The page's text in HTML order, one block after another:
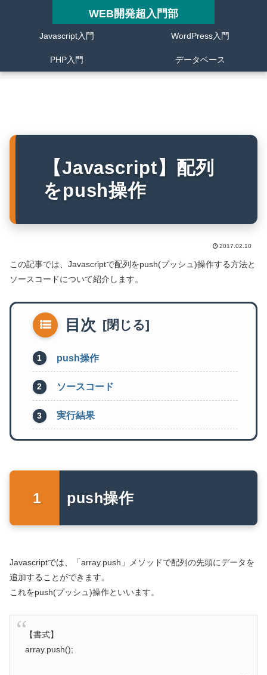
WEB開発超入門部
Javascript入門 WordPress入門
PHP入門 データベース
【Javascript】配列
をpush操作
2017.02.10
この記事では、Javascriptで配列をpush(プッシュ)操作する方法と
ソースコードについて紹介します。
目次
push操作
ソースコード
実行結果
push操作
Javascriptでは、「array.push」メソッドで配列の先頭にデータを
追加することができます。
これをpush(プッシュ)操作といいます。
【書式】
array.push();